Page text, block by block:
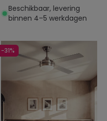
Beschikbaar, levering
binnen 4–5 werkdagen
-31%